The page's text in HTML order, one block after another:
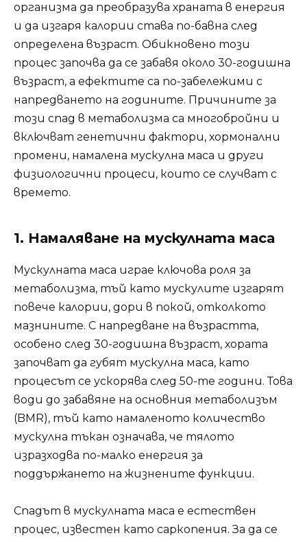
организма да преобразува храната в енергия
и да изгаря калории става по-бавна след
определена възраст. Обикновено този
процес започва да се забавя около 30-годишна
възраст, а ефектите са по-забележими с
напредването на годините. Причините за
този спад в метаболизма са многобройни и
включват генетични фактори, хормонални
промени, намалена мускулна маса и други
физиологични процеси, които се случват с
времето.
1. Намаляване на мускулната маса
Мускулната маса играе ключова роля за
метаболизма, тъй като мускулите изгарят
повече калории, дори в покой, отколкото
мазнините. С напредване на възрастта,
особено след 30-годишна възраст, хората
започват да губят мускулна маса, като
процесът се ускорява след 50-те години. Това
води до забавяне на основния метаболизъм
(BMR), тъй като намаленото количество
мускулна тъкан означава, че тялото
изразходва по-малко енергия за
поддържането на жизнените функции.
Спадът в мускулната маса е естествен
процес, известен като саркопения. За да се